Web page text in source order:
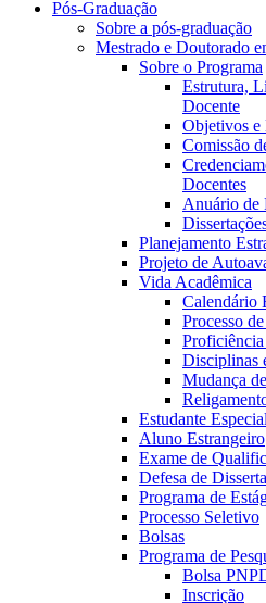
Pós-Graduação
Sobre a pós-graduação
Mestrado e Doutorado
Sobre o Programa
Estrutura,
Docente
Objetivos
Comissão
Docentes
Anuário de
Planejamento
Projeto de
Vida Acadêmica
Calendário
Processo
Disciplinas
Mudança
Estudante Especial
Aluno Estrangeiro
Exame de
Defesa de
Programa de
Processo Seletivo
Bolsas
Programa de
Bolsa
Inscrição